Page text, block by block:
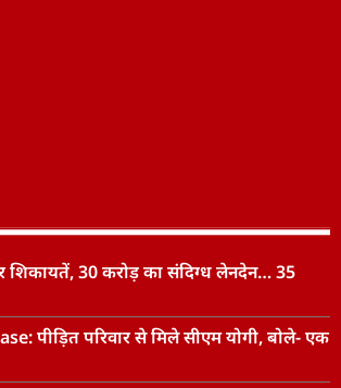
शिकायतें, 30 करोड़ का संदिग्ध लेनदेन… 35
पीड़ित परिवार से मिले सीएम योगी, बोले- एक